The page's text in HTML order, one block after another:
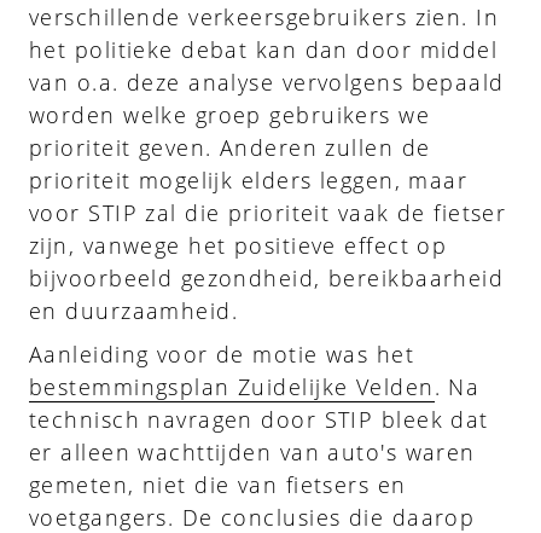
verschillende verkeersgebruikers zien. In
het politieke debat kan dan door middel
van o.a. deze analyse vervolgens bepaald
worden welke groep gebruikers we
prioriteit geven. Anderen zullen de
prioriteit mogelijk elders leggen, maar
voor STIP zal die prioriteit vaak de fietser
zijn, vanwege het positieve effect op
bijvoorbeeld gezondheid, bereikbaarheid
en duurzaamheid.
Aanleiding voor de motie was het
bestemmingsplan Zuidelijke Velden. Na
technisch navragen door STIP bleek dat
er alleen wachttijden van auto's waren
gemeten, niet die van fietsers en
voetgangers. De conclusies die daarop